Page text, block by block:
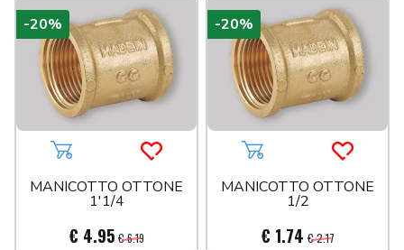
Aggiungi al carrelloAcquista più tardi
MANICOTTO OTTONE
1'1/4
€ 4.95 € 6.19
-20%
Aggiungi al carrello
MANICOTTO OTTONE
1/2
€ 1.74 € 2.17
-20%